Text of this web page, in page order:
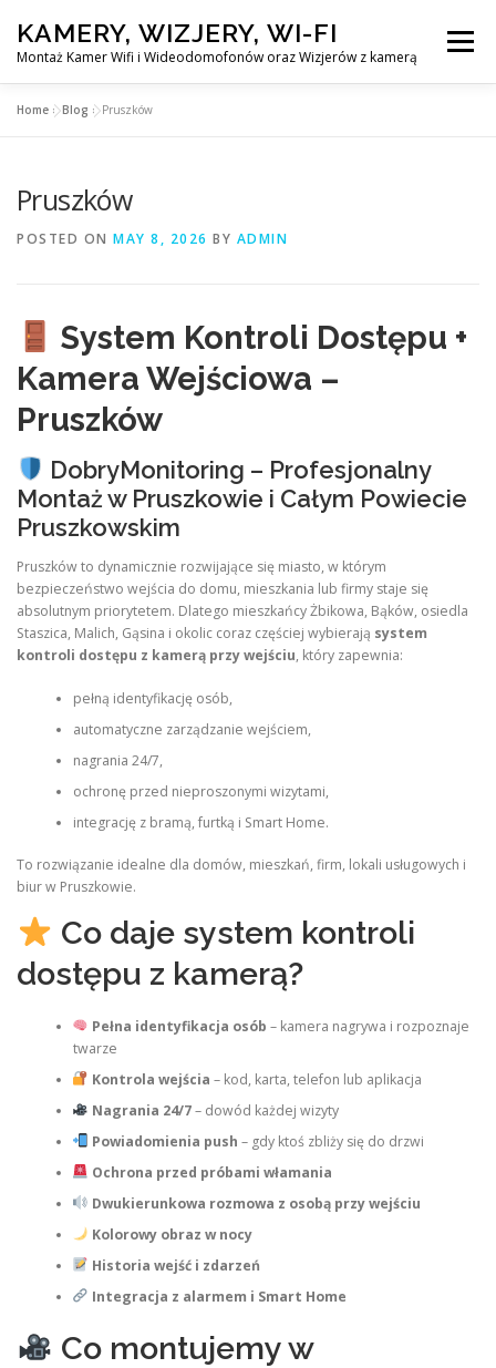
content
KAMERY, WIZJERY, WI-FI
Montaż Kamer Wifi i Wideodomofonów oraz Wizjerów z kamerą
Menu
MONTAŻ WIDEDOMOFONÓW
KONTAKT
EN
Home »Blog »Pruszków
Pruszków
POSTED ON MAY 8, 2026 BY ADMIN
System Kontroli Dostępu +
Kamera Wejściowa –
Pruszków
DobryMonitoring – Profesjonalny
Montaż w Pruszkowie i Całym Powiecie
Pruszkowskim
Pruszków to dynamicznie rozwijające się miasto, w którym
bezpieczeństwo wejścia do domu, mieszkania lub firmy staje się
absolutnym priorytetem. Dlatego mieszkańcy Żbikowa, Bąków, osiedla
Staszica, Malich, Gąsina i okolic coraz częściej wybierają system
kontroli dostępu z kamerą przy wejściu, który zapewnia:
pełną identyfikację osób,
automatyczne zarządzanie wejściem,
nagrania 24/7,
ochronę przed nieproszonymi wizytami,
integrację z bramą, furtką i Smart Home.
To rozwiązanie idealne dla domów, mieszkań, firm, lokali usługowych i
biur w Pruszkowie.
Co daje system kontroli
dostępu z kamerą?
Pełna identyfikacja osób – kamera nagrywa i rozpoznaje
twarze
Kontrola wejścia – kod, karta, telefon lub aplikacja
Nagrania 24/7– dowód każdej wizyty
Powiadomienia push – gdy ktoś zbliży się do drzwi
Ochrona przed próbami włamania
Dwukierunkowa rozmowa z osobą przy wejściu
Kolorowy obraz w nocy
Historia wejść i zdarzeń
Integracja z alarmem i Smart Home
Co montujemy w